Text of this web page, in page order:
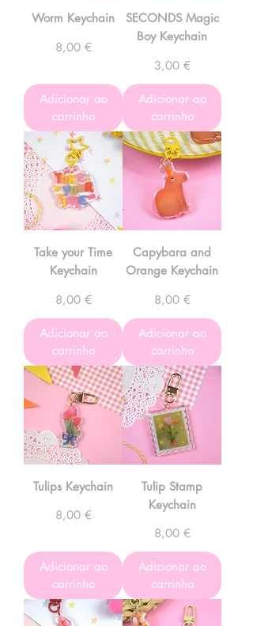
Worm Keychain
Preço
8,00 €
Adicionar ao
carrinho
SECONDS Magic
Boy Keychain
Preço
3,00 €
Adicionar ao
carrinho
Take your Time
Keychain
Preço
8,00 €
Adicionar ao
carrinho
Capybara and
Orange Keychain
Preço
8,00 €
Adicionar ao
carrinho
Tulips Keychain
Preço
8,00 €
Adicionar ao
carrinho
Tulip Stamp
Keychain
Preço
8,00 €
Adicionar ao
carrinho